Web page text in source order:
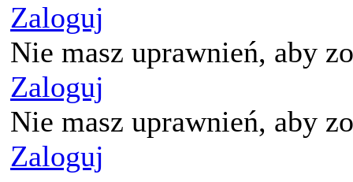
Zaloguj
Nie masz uprawnień, aby
Zaloguj
Nie masz uprawnień, aby
Zaloguj